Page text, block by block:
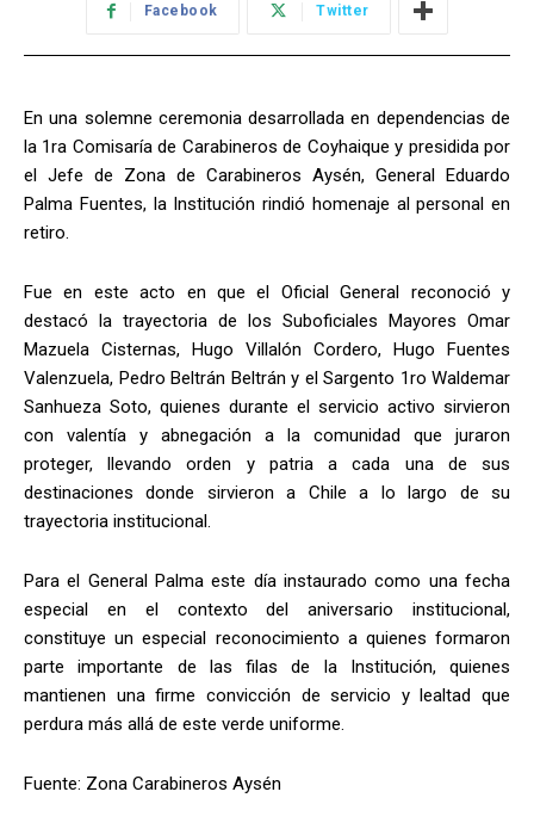
Facebook Twitter
En una solemne ceremonia desarrollada en dependencias de
la 1ra Comisaría de Carabineros de Coyhaique y presidida por
el Jefe de Zona de Carabineros Aysén, General Eduardo
Palma Fuentes, la Institución rindió homenaje al personal en
retiro.
Fue en este acto en que el Oficial General reconoció y
destacó la trayectoria de los Suboficiales Mayores Omar
Mazuela Cisternas, Hugo Villalón Cordero, Hugo Fuentes
Valenzuela, Pedro Beltrán Beltrán y el Sargento 1ro Waldemar
Sanhueza Soto, quienes durante el servicio activo sirvieron
con valentía y abnegación a la comunidad que juraron
proteger, llevando orden y patria a cada una de sus
destinaciones donde sirvieron a Chile a lo largo de su
trayectoria institucional.
Para el General Palma este día instaurado como una fecha
especial en el contexto del aniversario institucional,
constituye un especial reconocimiento a quienes formaron
parte importante de las filas de la Institución, quienes
mantienen una firme convicción de servicio y lealtad que
perdura más allá de este verde uniforme.
Fuente: Zona Carabineros Aysén